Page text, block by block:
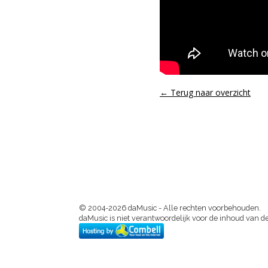
← Terug naar overzicht
© 2004-2026 daMusic - Alle rechten voorbehouden.
daMusic is niet verantwoordelijk voor de inhoud van